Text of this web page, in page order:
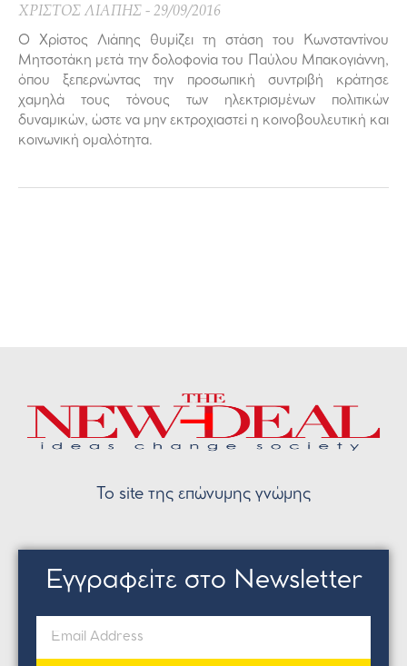
ΧΡΙΣΤΟΣ ΛΙΑΠΗΣ 29/09/2016
Ο Χρίστος Λιάπης θυμίζει τη στάση του Κωνσταντίνου
Μητσοτάκη μετά την δολοφονία του Παύλου Μπακογιάννη,
όπου ξεπερνώντας την προσωπική συντριβή κράτησε
χαμηλά τους τόνους των ηλεκτρισμένων πολιτικών
δυναμικών, ώστε να μην εκτροχιαστεί η κοινοβουλευτική και
κοινωνική ομαλότητα.
Το site της επώνυμης γνώμης
Εγγραφείτε στο Newsletter